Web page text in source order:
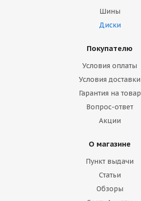
Шины
Диски
Покупателю
Условия оплаты
Условия доставки
Гарантия на товар
Вопрос-ответ
Акции
О магазине
Пункт выдачи
Статьи
Обзоры